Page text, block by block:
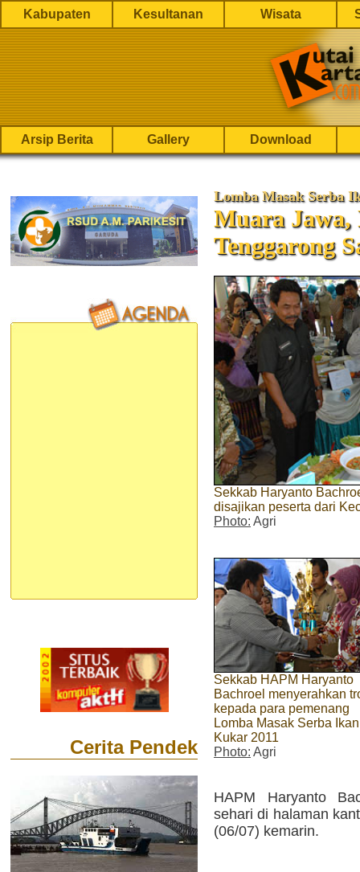
Kabupaten Kesultanan Wisata
Arsip Berita Gallery Download
Cerita Pendek
Lomba Masak Serba
Muara
Tenggarong
Sekkab Haryanto
disajikan peserta dari
Photo: Agri
Sekkab HAPM Haryanto
Bachroel menyerahkan
kepada para pemenang
Lomba Masak Serba
Kukar 2011
Photo: Agri
HAPM Haryanto
sehari di halaman
(06/07) kemarin.